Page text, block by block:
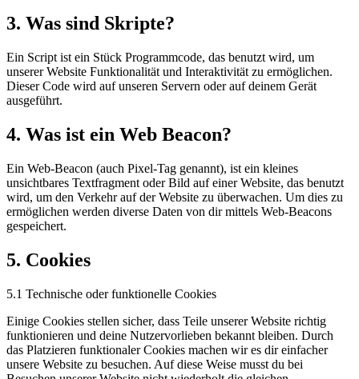
3. Was sind Skripte?
Ein Script ist ein Stück Programmcode, das benutzt wird, um
unserer Website Funktionalität und Interaktivität zu ermöglichen.
Dieser Code wird auf unseren Servern oder auf deinem Gerät
ausgeführt.
4. Was ist ein Web Beacon?
Ein Web-Beacon (auch Pixel-Tag genannt), ist ein kleines
unsichtbares Textfragment oder Bild auf einer Website, das benutzt
wird, um den Verkehr auf der Website zu überwachen. Um dies zu
ermöglichen werden diverse Daten von dir mittels Web-Beacons
gespeichert.
5. Cookies
5.1 Technische oder funktionelle Cookies
Einige Cookies stellen sicher, dass Teile unserer Website richtig
funktionieren und deine Nutzervorlieben bekannt bleiben. Durch
das Platzieren funktionaler Cookies machen wir es dir einfacher
unsere Website zu besuchen. Auf diese Weise musst du bei